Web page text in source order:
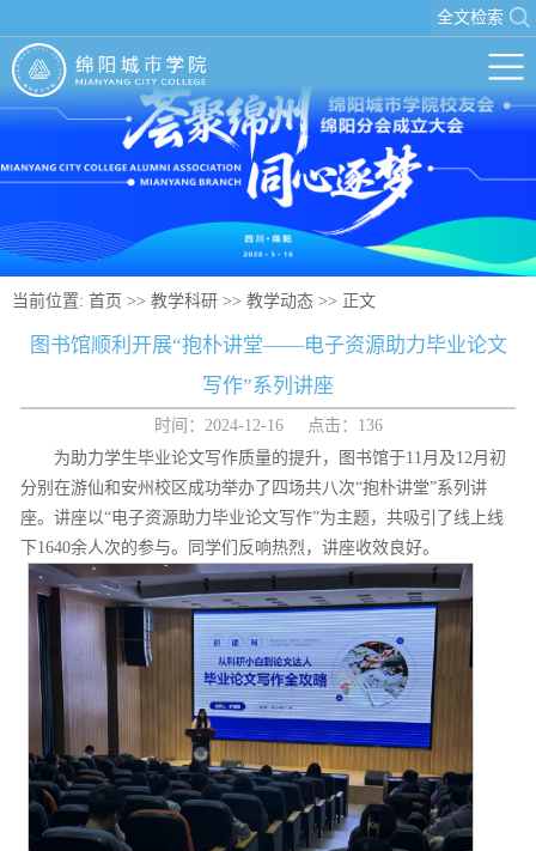
全文检索
当前位置: 首页 >> 教学科研 >> 教学动态 >> 正文
图书馆顺利开展“抱朴讲堂——电子资源助力毕业论文
写作”系列讲座
时间：2024-12-16 点击： 136
为助力学生毕业论文写作质量的提升，图书馆于11月及12月初
分别在游仙和安州校区成功举办了四场共八次“抱朴讲堂”系列讲
座。讲座以“电子资源助力毕业论文写作”为主题，共吸引了线上线
下1640余人次的参与。同学们反响热烈，讲座收效良好。